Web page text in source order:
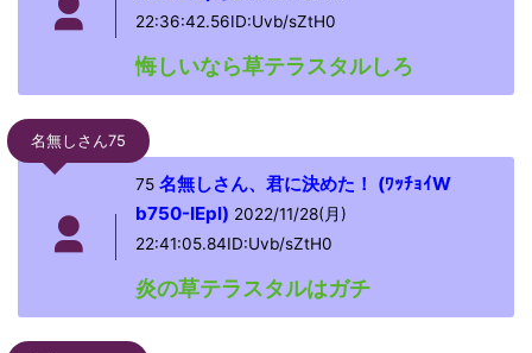
22:36:42.56ID:Uvb/sZtH0
悔しいなら草テラスタルしろ
名無しさん75
75名無しさん、君に決めた！ (ﾜｯﾁｮｲW
b750-IEpl) 2022/11/28(月)
22:41:05.84ID:Uvb/sZtH0
炎の草テラスタルはガチ